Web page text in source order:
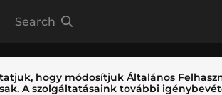
Search
hogy módosítjuk Általános
A szolgáltatásaink további